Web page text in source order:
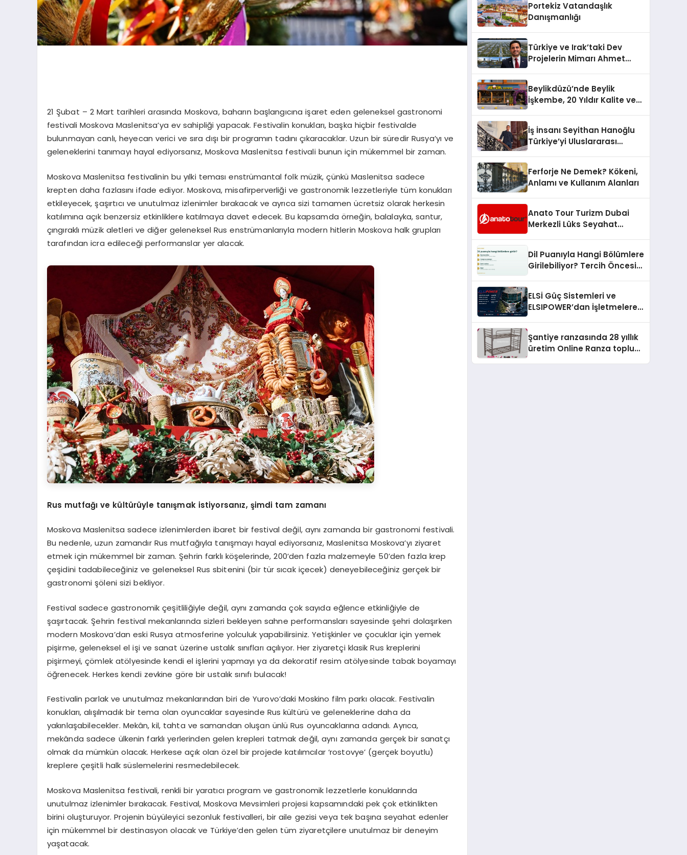
21 Şubat – 2 Mart tarihleri arasında Moskova, baharın başlangıcına işaret eden geleneksel gastronomi
festivali Moskova Maslenitsa’ya ev sahipliği yapacak. Festivalin konukları, başka hiçbir festivalde
bulunmayan canlı, heyecan verici ve sıra dışı bir programın tadını çıkaracaklar. Uzun bir süredir Rusya’yı ve
geleneklerini tanımayı hayal ediyorsanız, Moskova Maslenitsa festivali bunun için mükemmel bir zaman.
Moskova Maslenitsa festivalinin bu yılki teması enstrümantal folk müzik, çünkü Maslenitsa sadece
krepten daha fazlasını ifade ediyor. Moskova, misafirperverliği ve gastronomik lezzetleriyle tüm konukları
etkileyecek, şaşırtıcı ve unutulmaz izlenimler bırakacak ve ayrıca sizi tamamen ücretsiz olarak herkesin
katılımına açık benzersiz etkinliklere katılmaya davet edecek. Bu kapsamda örneğin, balalayka, santur,
çıngıraklı müzik aletleri ve diğer geleneksel Rus enstrümanlarıyla modern hitlerin Moskova halk grupları
tarafından icra edileceği performanslar yer alacak.
Rus mutfağı ve kültürüyle tanışmak istiyorsanız, şimdi tam zamanı
Moskova Maslenitsa sadece izlenimlerden ibaret bir festival değil, aynı zamanda bir gastronomi festivali.
Bu nedenle, uzun zamandır Rus mutfağıyla tanışmayı hayal ediyorsanız, Maslenitsa Moskova’yı ziyaret
etmek için mükemmel bir zaman. Şehrin farklı köşelerinde, 200’den fazla malzemeyle 50’den fazla krep
çeşidini tadabileceğiniz ve geleneksel Rus sbitenini (bir tür sıcak içecek) deneyebileceğiniz gerçek bir
gastronomi şöleni sizi bekliyor.
Festival sadece gastronomik çeşitliliğiyle değil, aynı zamanda çok sayıda eğlence etkinliğiyle de
şaşırtacak. Şehrin festival mekanlarında sizleri bekleyen sahne performansları sayesinde şehri dolaşırken
modern Moskova’dan eski Rusya atmosferine yolculuk yapabilirsiniz. Yetişkinler ve çocuklar için yemek
pişirme, geleneksel el işi ve sanat üzerine ustalık sınıfları açılıyor. Her ziyaretçi klasik Rus kreplerini
pişirmeyi, çömlek atölyesinde kendi el işlerini yapmayı ya da dekoratif resim atölyesinde tabak boyamayı
öğrenecek. Herkes kendi zevkine göre bir ustalık sınıfı bulacak!
Festivalin parlak ve unutulmaz mekanlarından biri de Yurovo’daki Moskino film parkı olacak. Festivalin
konukları, alışılmadık bir tema olan oyuncaklar sayesinde Rus kültürü ve geleneklerine daha da
yakınlaşabilecekler. Mekân, kil, tahta ve samandan oluşan ünlü Rus oyuncaklarına adandı. Ayrıca,
mekânda sadece ülkenin farklı yerlerinden gelen krepleri tatmak değil, aynı zamanda gerçek bir sanatçı
olmak da mümkün olacak. Herkese açık olan özel bir projede katılımcılar ‘rostovye’ (gerçek boyutlu)
kreplere çeşitli halk süslemelerini resmedebilecek.
Moskova Maslenitsa festivali, renkli bir yaratıcı program ve gastronomik lezzetlerle konuklarında
unutulmaz izlenimler bırakacak. Festival, Moskova Mevsimleri projesi kapsamındaki pek çok etkinlikten
birini oluşturuyor. Projenin büyüleyici sezonluk festivalleri, bir aile gezisi veya tek başına seyahat edenler
için mükemmel bir destinasyon olacak ve Türkiye’den gelen tüm ziyaretçilere unutulmaz bir deneyim
yaşatacak.
Portekiz Vatandaşlık
Danışmanlığı
Türkiye ve Irak’taki Dev
Projelerin Mimarı Ahmet
Holding Industrial City”
Projesini Hayata Geçirecek
Beylikdüzü’nde Beylik
İşkembe, 20 Yıldır Kalite ve
İş İnsanı Seyithan Hanoğlu
Türkiye’yi Uluslararası
Ferforje Ne Demek? Kökeni,
Anlamı ve Kullanım Alanları
Anato Tour Turizm Dubai
Merkezli Lüks Seyahat
Dil Puanıyla Hangi Bölümlere
Girilebiliyor? Tercih Öncesi
ELSİ Güç Sistemleri ve
ELSIPOWER’dan İşletmelere
Şantiye ranzasında 28 yıllık
üretim Online Ranza toplu